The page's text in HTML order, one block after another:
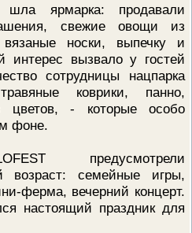
КОНТРОЛЬНЫХ
МЕРОПРИЯТИЙ
ИСЧЕРПЫВАЮЩИЙ
СВЕДЕНИЙ, КОТОРЫЕ МОГУТ
ЗАПРАШИВАТЬСЯ
(НАДЗОРНЫМ) ОРГАНОМ У
КОНТРОЛИРУЕМОГО ЛИЦА
ярмарка: продавали
свежие овощи из
носки, выпечку и
интерес вызвало у гостей
сотрудницы нацпарка
коврики, панно,
цветов, - которые особо
фоне.
предусмотрели
возраст: семейные игры,
ферма, вечерний концерт.
настоящий праздник для